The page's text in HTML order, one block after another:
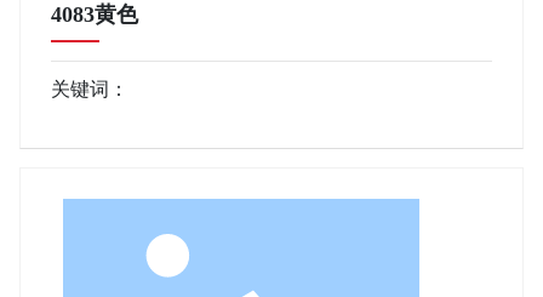
4083黄色
关键词：